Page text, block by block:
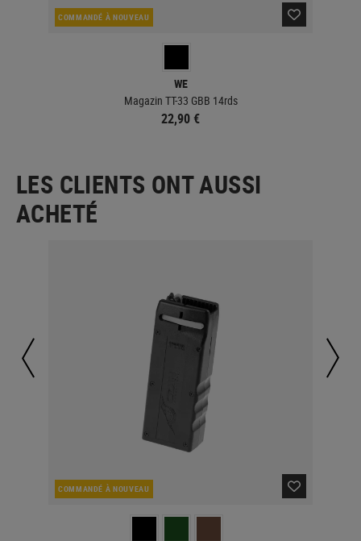
COMMANDÉ À NOUVEAU
WE
Magazin TT-33 GBB 14rds
22,90 €
LES CLIENTS ONT AUSSI
ACHETÉ
COMMANDÉ À NOUVEAU